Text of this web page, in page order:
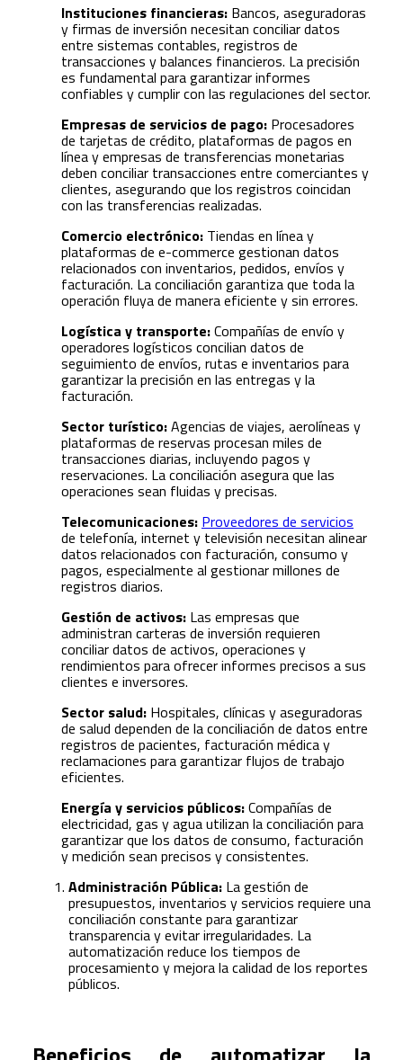
Instituciones financieras: Bancos, aseguradoras
y firmas de inversión necesitan conciliar datos
entre sistemas contables, registros de
transacciones y balances financieros. La precisión
es fundamental para garantizar informes
confiables y cumplir con las regulaciones del sector.
Empresas de servicios de pago: Procesadores
de tarjetas de crédito, plataformas de pagos en
línea y empresas de transferencias monetarias
deben conciliar transacciones entre comerciantes y
clientes, asegurando que los registros coincidan
con las transferencias realizadas.
Comercio electrónico: Tiendas en línea y
plataformas de e-commerce gestionan datos
relacionados con inventarios, pedidos, envíos y
facturación. La conciliación garantiza que toda la
operación fluya de manera eficiente y sin errores.
Logística y transporte:Compañías de envío y
operadores logísticos concilian datos de
seguimiento de envíos, rutas e inventarios para
garantizar la precisión en las entregas y la
facturación.
Sector turístico:Agencias de viajes, aerolíneas y
plataformas de reservas procesan miles de
transacciones diarias, incluyendo pagos y
reservaciones. La conciliación asegura que las
operaciones sean fluidas y precisas.
Telecomunicaciones: Proveedores de servicios
de telefonía, internet y televisión necesitan alinear
datos relacionados con facturación, consumo y
pagos, especialmente al gestionar millones de
registros diarios.
Gestión de activos: Las empresas que
administran carteras de inversión requieren
conciliar datos de activos, operaciones y
rendimientos para ofrecer informes precisos a sus
clientes e inversores.
Sector salud: Hospitales, clínicas y aseguradoras
de salud dependen de la conciliación de datos entre
registros de pacientes, facturación médica y
reclamaciones para garantizar flujos de trabajo
eficientes.
Energía y servicios públicos:Compañías de
electricidad, gas y agua utilizan la conciliación para
garantizar que los datos de consumo, facturación
y medición sean precisos y consistentes.
Administración Pública: La gestión de
presupuestos, inventarios y servicios requiere una
conciliación constante para garantizar
transparencia y evitar irregularidades. La
automatización reduce los tiempos de
procesamiento y mejora la calidad de los reportes
públicos.